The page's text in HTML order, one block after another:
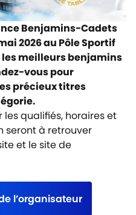
Benjamins-Cadets
2026 au Pôle Sportif
les meilleurs benjamins
vouspour
précieux titres
les qualifiés, horaires et
à retrouver
et le site de
l’organisateur